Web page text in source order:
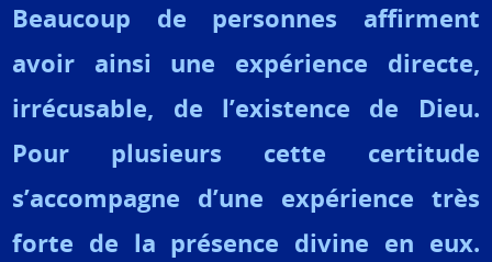
Beaucoup de personnes affirment
avoir ainsi une expérience directe,
irrécusable, de l’existence de Dieu.
Pour plusieurs cette certitude
s’accompagne d’une expérience très
forte de la présence divine en eux.